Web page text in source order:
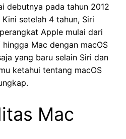
debutnya pada tahun 2012
setelah 4 tahun, Siri
Apple mulai dari
Mac dengan macOS
yang baru selain Siri dan
ketahui tentang macOS
Mac